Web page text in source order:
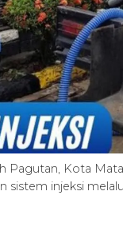
Pagutan, Kota
injeksi